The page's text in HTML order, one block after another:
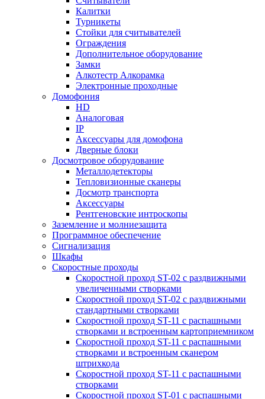
Калитки
Турникеты
Стойки для считывателей
Ограждения
Дополнительное оборудование
Замки
Алкотестр Алкорамка
Электронные проходные
Домофония
HD
Аналоговая
IP
Аксессуары для домофона
Дверные блоки
Досмотровое оборудование
Металлодетекторы
Тепловизионные сканеры
Досмотр транспорта
Аксессуары
Рентгеновские интроскопы
Заземление и молниезащита
Программное обеспечение
Сигнализация
Шкафы
Скоростные проходы
Скоростной проход ST-02 с раздвижными
увеличенными створками
Скоростной проход ST-02 с раздвижными
стандартными створками
Скоростной проход ST-11 с распашными
створками и встроенным картоприемником
Скоростной проход ST-11 с распашными
створками и встроенным сканером
штрихкода
Скоростной проход ST-11 с распашными
створками
Скоростной проход ST-01 с распашными